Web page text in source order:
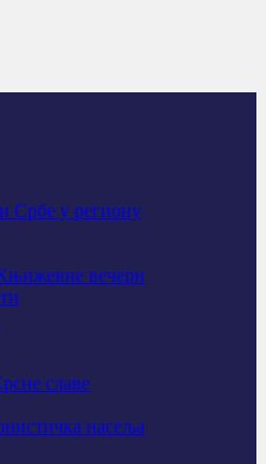
Србе у региону
вечери
славе
насеља